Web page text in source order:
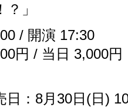
」
/ 開演 17:30
円 / 当日 3,000
：8月30日(日)